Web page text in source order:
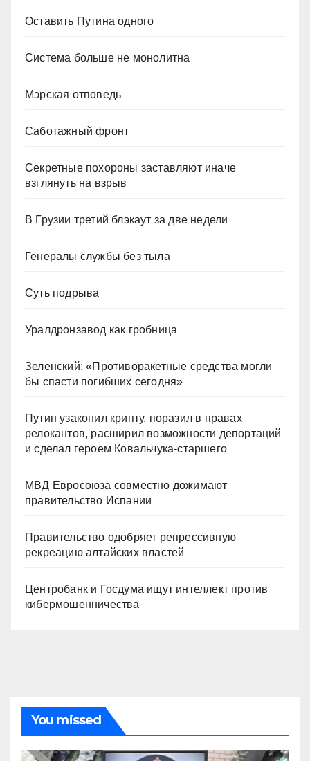
Оставить Путина одного
Система больше не монолитна
Мэрская отповедь
Саботажный фронт
Секретные похороны заставляют иначе
взглянуть на взрыв
В Грузии третий блэкаут за две недели
Генералы службы без тыла
Суть подрыва
Уралдронзавод как гробница
Зеленский: «Противоракетные средства могли
бы спасти погибших сегодня»
Путин узаконил крипту, поразил в правах
релокантов, расширил возможности депортаций
и сделал героем Ковальчука-старшего
МВД Евросоюза совместно дожимают
правительство Испании
Правительство одобряет репрессивную
рекреацию алтайских властей
Центробанк и Госдума ищут интеллект против
кибермошенничества
You missed